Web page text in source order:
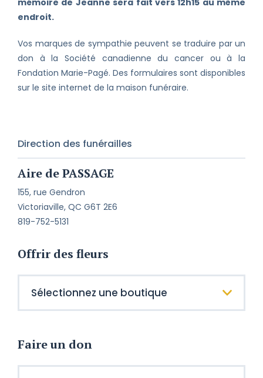
mémoire de Jeanne sera fait vers 12h15 au même
endroit.
Vos marques de sympathie peuvent se traduire par un
don à la Société canadienne du cancer ou à la
Fondation Marie-Pagé. Des formulaires sont disponibles
sur le site internet de la maison funéraire.
Direction des funérailles
Aire de PASSAGE
155, rue Gendron
Victoriaville, QC G6T 2E6
819-752-5131
Offrir des fleurs
Faire un don